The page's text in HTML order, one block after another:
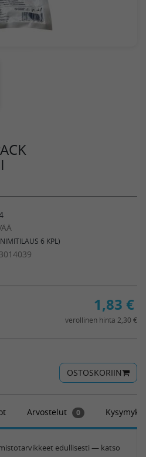
6 KPL)
1,83 €
verollinen hinta 2,30 €
OSTOSKORIIN
Arvostelut 0
edullisesti — katso